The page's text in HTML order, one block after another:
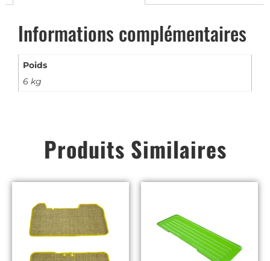
Informations complémentaires
Poids
6 kg
Produits Similaires